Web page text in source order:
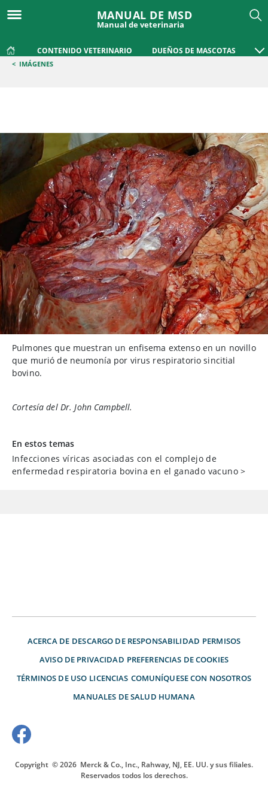
MANUAL DE MSD
Manual de veterinaria
CONTENIDO VETERINARIO DUEÑOS DE MASCOTAS
< IMÁGENES
Pulmones que muestran un enfisema extenso en un novillo
que murió de neumonía por virus respiratorio sincitial
bovino.
Cortesía del Dr. John Campbell.
En estos temas
Infecciones víricas asociadas con el complejo de
enfermedad respiratoria bovina en el ganado vacuno >
ACERCA DE DESCARGO DE RESPONSABILIDAD PERMISOS
AVISO DE PRIVACIDAD PREFERENCIAS DE COOKIES
TÉRMINOS DE USO LICENCIAS COMUNÍQUESE CON NOSOTROS
MANUALES DE SALUD HUMANA
Copyright © 2026 Merck & Co., Inc., Rahway, NJ, EE. UU. y sus filiales.
Reservados todos los derechos.